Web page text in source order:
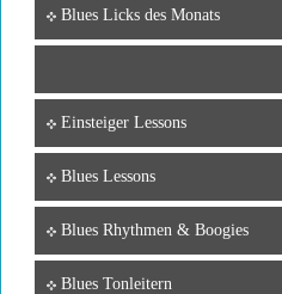
Blues Licks des Monats
Einsteiger Lessons
Blues Lessons
Blues Rhythmen & Boogies
Blues Tonleitern